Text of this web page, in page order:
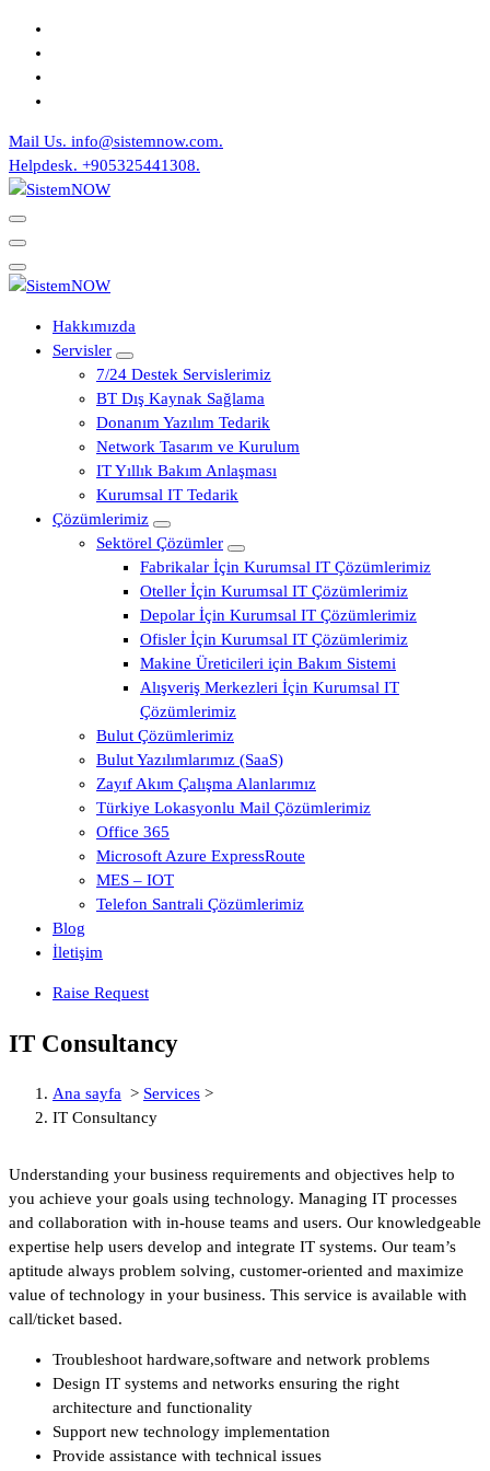
İçeriğe
Mail Us. info@sistemnow.com.
Helpdesk. +905325441308.
IT SolutionsHakkımızda
Servisler
7/24 Destek Servislerimiz
BT Dış Kaynak Sağlama
Donanım Yazılım Tedarik
Network Tasarım ve Kurulum
IT Yıllık Bakım Anlaşması
Kurumsal IT Tedarik
Çözümlerimiz
Sektörel Çözümler
Fabrikalar İçin Kurumsal IT Çözümlerimiz
Oteller İçin Kurumsal IT Çözümlerimiz
Depolar İçin Kurumsal IT Çözümlerimiz
Ofisler İçin Kurumsal IT Çözümlerimiz
Makine Üreticileri için Bakım Sistemi
Alışveriş Merkezleri İçin Kurumsal IT
Çözümlerimiz
Bulut Çözümlerimiz
Bulut Yazılımlarımız (SaaS)
Zayıf Akım Çalışma Alanlarımız
Türkiye Lokasyonlu Mail Çözümlerimiz
Office 365
Microsoft Azure ExpressRoute
MES – IOT
Telefon Santrali Çözümlerimiz
Blog
İletişim
Raise Request
IT Consultancy
Ana sayfa > Services >
IT Consultancy
Understanding your business requirements and objectives help to
you achieve your goals using technology. Managing IT processes
and collaboration with in-house teams and users. Our knowledgeable
expertise help users develop and integrate IT systems. Our team’s
aptitude always problem solving, customer-oriented and maximize
value of technology in your business. This service is available with
call/ticket based.
Troubleshoot hardware,software and network problems
Design IT systems and networks ensuring the right
architecture and functionality
Support new technology implementation
Provide assistance with technical issues